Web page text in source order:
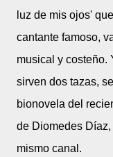
luz de mis ojos'
cantante famoso,
musical y costeño.
sirven dos tazas,
bionovela del
de Diomedes
mismo canal.